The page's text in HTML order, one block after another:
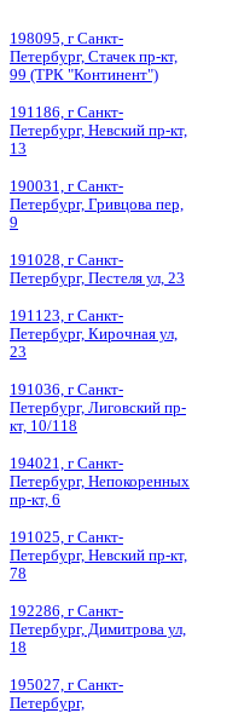
198095, г Санкт-
Петербург, Стачек пр-кт,
99 (ТРК "Континент")
191186, г Санкт-
Петербург, Невский пр-кт,
13
190031, г Санкт-
Петербург, Гривцова пер,
9
191028, г Санкт-
Петербург, Пестеля ул, 23
191123, г Санкт-
Петербург, Кирочная ул,
23
191036, г Санкт-
Петербург, Лиговский пр-
кт, 10/118
194021, г Санкт-
Петербург, Непокоренных
пр-кт, 6
191025, г Санкт-
Петербург, Невский пр-кт,
78
192286, г Санкт-
Петербург, Димитрова ул,
18
195027, г Санкт-
Петербург,